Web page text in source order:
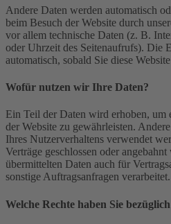
Andere Daten werden automatisch
beim Besuch der Website durch
vor allem technische Daten (z. B.
oder Uhrzeit des Seitenaufrufs). Die
automatisch, sobald Sie diese
Wofür nutzen wir Ihre Daten?
Ein Teil der Daten wird erhoben, um
der Website zu gewährleisten.
Ihres Nutzerverhaltens verwendet
Verträge geschlossen oder
übermittelten Daten auch für
sonstige Auftragsanfragen verarbeitet.
Welche Rechte haben Sie